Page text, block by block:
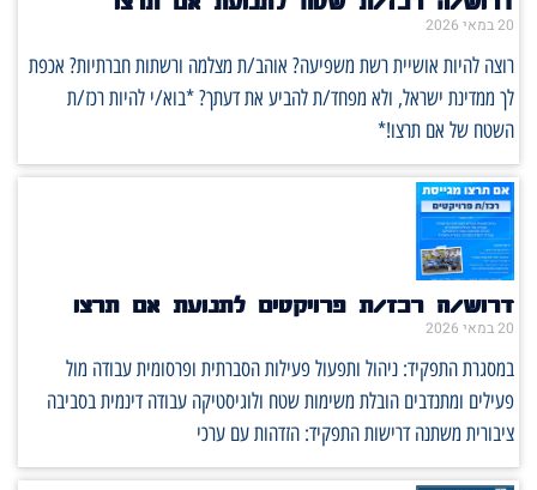
20 במאי 2026
רוצה להיות אושיית רשת משפיעה? אוהב/ת מצלמה ורשתות חברתיות? אכפת
לך ממדינת ישראל, ולא מפחד/ת להביע את דעתך? *בוא/י להיות רכז/ת
השטח של אם תרצו!*
דרוש/ה רכז/ת פרויקטים לתנועת אם תרצו
20 במאי 2026
במסגרת התפקיד: ניהול ותפעול פעילות הסברתית ופרסומית עבודה מול
פעילים ומתנדבים הובלת משימות שטח ולוגיסטיקה עבודה דינמית בסביבה
ציבורית משתנה דרישות התפקיד: הזדהות עם ערכי